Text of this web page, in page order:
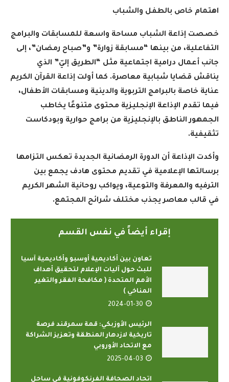
اهتمام خاص بالطفل والشباب
خصصت إذاعة الشباب مساحة واسعة للمسابقات والبرامج
التفاعلية، من بينها “مسابقة زوارة” و”صباح رمضان”، إلى
جانب أعمال درامية اجتماعية مثل “الطريق إليّ” الذي
يناقش قضايا شبابية معاصرة. كما أولت إذاعة القرآن الكريم
عناية خاصة بالبرامج التربوية والدينية ومسابقات الأطفال،
فيما تقدم الإذاعة الإنجليزية محتوى متنوعًا يخاطب
الجمهور الناطق بالإنجليزية من برامج حوارية وبودكاست
تثقيفية.
وأكدت الإذاعة أن الدورة الرمضانية الجديدة تعكس التزامها
برسالتها الإعلامية في تقديم محتوى هادف يجمع بين
الترفيه والمعرفة والتوعية، ويواكب روحانية الشهر الكريم
في قالب معاصر يجذب مختلف شرائح المجتمع.
إقراء أيضاً في نفس القسم
تعاون بين أكاديمية أوسبو وأكاديمية آسيا
للبث حول آليات الإعلام لتحقيق أهداف
الأمم المتحدة ( مكافحة الفقر والتغير
المناخي )
2024-01-30
الرئيس الأوزبكي: قمة سمرقند فرصة
تاريخية لازدهار المنطقة وتعزيز الشراكة
مع الاتحاد الأوروبي
2025-04-03
اتحاد الصحافة الفرنكوفونية في ساحل